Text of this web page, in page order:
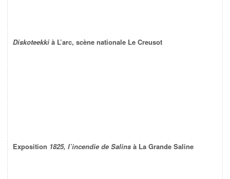
Diskoteekki à L’arc, scène nationale Le Creusot
Exposition 1825, l’incendie de Salins à La Grande Saline